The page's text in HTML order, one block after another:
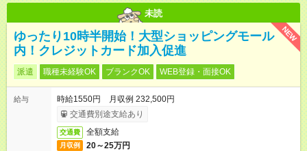
未読
NEW
ゆったり10時半開始！大型ショッピングモール
内！クレジットカード加入促進
派遣 職種未経験OK ブランクOK WEB登録・面接OK
給与
時給1550円 月収例 232,500円
交通費別途支給あり
交通費 全額支給
月収例 20～25万円